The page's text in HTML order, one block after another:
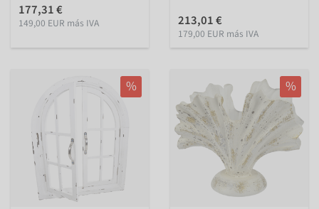
177,31 €
149,00 EUR más IVA 213,01 €
179,00 EUR más IVA
% %